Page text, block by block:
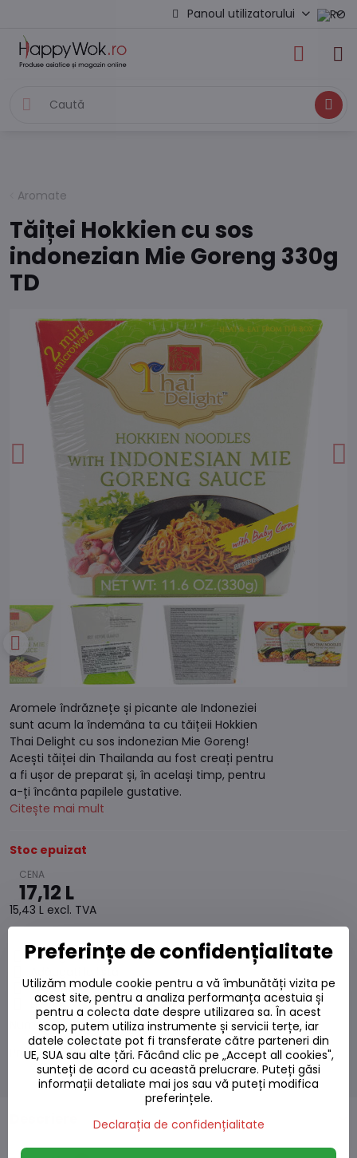
Panoul utilizatorului
Caută
Aromate
Tăiței Hokkien cu sos
indonezian Mie Goreng 330g
TD
Aromele îndrăznețe și picante ale Indoneziei
sunt acum la îndemâna ta cu tăițeii Hokkien
Thai Delight cu sos indonezian Mie Goreng!
Acești tăiței din Thailanda au fost creați pentru
a fi ușor de preparat și, în același timp, pentru
a-ți încânta papilele gustative.
Citește mai mult
Stoc epuizat
17,12 L
15,43 L excl. TVA
Adaugă la favorite
Watchdog
Livrări
Număr depozit:S7#SK#76084#1
Producător:
Preferințe de confidențialitate
Utilizăm module cookie pentru a vă îmbunătăți vizita pe
acest site, pentru a analiza performanța acestuia și
pentru a colecta date despre utilizarea sa. În acest
scop, putem utiliza instrumente și servicii terțe, iar
datele colectate pot fi transferate către parteneri din
UE, SUA sau alte țări. Făcând clic pe „Accept all cookies",
sunteți de acord cu această prelucrare. Puteți găsi
informații detaliate mai jos sau vă puteți modifica
preferințele.
Declarația de confidențialitate